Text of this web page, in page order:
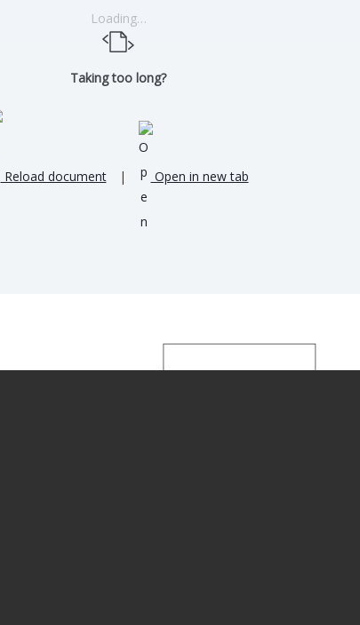
Loading…
Taking too long?
Reload document | Open in new tab